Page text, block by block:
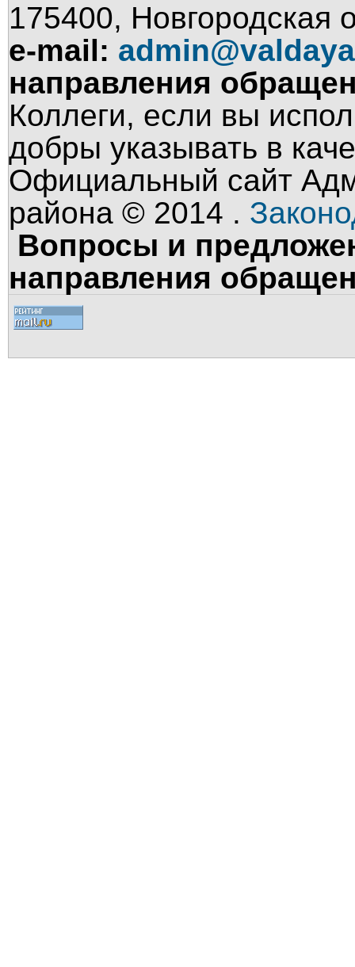
175400, Новгородская
e-mail:
направления
Коллеги, если вы
добры указывать в
Официальный сайт
района © 2014 .
Вопросы и
направления